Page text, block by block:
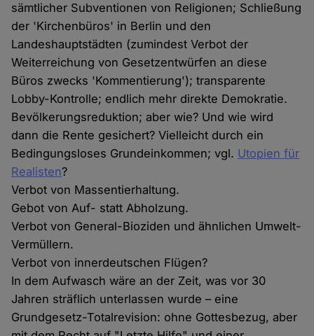
sämtlicher Subventionen von Religionen; Schließung
der 'Kirchenbüros' in Berlin und den
Landeshauptstädten (zumindest Verbot der
Weiterreichung von Gesetzentwürfen an diese
Büros zwecks 'Kommentierung'); transparente
Lobby-Kontrolle; endlich mehr direkte Demokratie.
Bevölkerungsreduktion; aber wie? Und wie wird
dann die Rente gesichert? Vielleicht durch ein
Bedingungsloses Grundeinkommen; vgl. Utopien für
Realisten?
Verbot von Massentierhaltung.
Gebot von Auf- statt Abholzung.
Verbot von General-Bioziden und ähnlichen Umwelt-
Vermüllern.
Verbot von innerdeutschen Flügen?
In dem Aufwasch wäre an der Zeit, was vor 30
Jahren sträflich unterlassen wurde – eine
Grundgesetz-Totalrevision: ohne Gottesbezug, aber